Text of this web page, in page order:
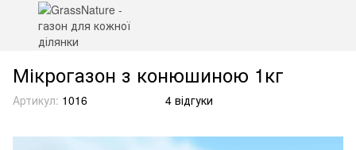
Мікрогазон з конюшиною 1кг
Артикул: 1016 4 відгуки